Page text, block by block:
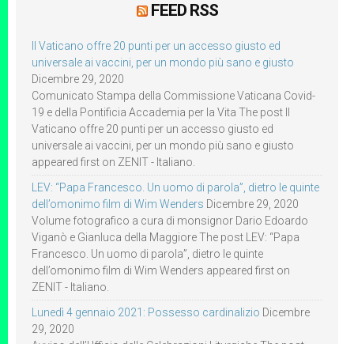
FEED RSS
Il Vaticano offre 20 punti per un accesso giusto ed
universale ai vaccini, per un mondo più sano e giusto
Dicembre 29, 2020
Comunicato Stampa della Commissione Vaticana Covid-
19 e della Pontificia Accademia per la Vita The post Il
Vaticano offre 20 punti per un accesso giusto ed
universale ai vaccini, per un mondo più sano e giusto
appeared first on ZENIT - Italiano.
LEV: “Papa Francesco. Un uomo di parola”, dietro le quinte
dell’omonimo film di Wim Wenders Dicembre 29, 2020
Volume fotografico a cura di monsignor Dario Edoardo
Viganò e Gianluca della Maggiore The post LEV: “Papa
Francesco. Un uomo di parola”, dietro le quinte
dell’omonimo film di Wim Wenders appeared first on
ZENIT - Italiano.
Lunedì 4 gennaio 2021: Possesso cardinalizio Dicembre
29, 2020